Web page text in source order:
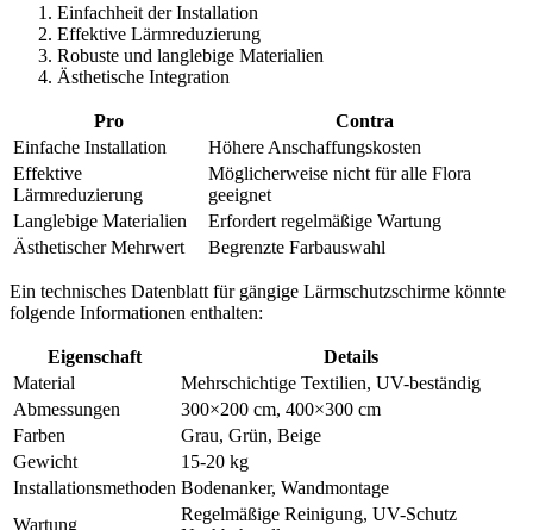
Einfachheit der Installation
Effektive Lärmreduzierung
Robuste und langlebige Materialien
Ästhetische Integration
Pro
Contra
Einfache Installation
Höhere Anschaffungskosten
Effektive
Lärmreduzierung
Möglicherweise nicht für alle Flora
geeignet
Langlebige Materialien
Erfordert regelmäßige Wartung
Ästhetischer Mehrwert
Begrenzte Farbauswahl
Ein technisches Datenblatt für gängige Lärmschutzschirme könnte
folgende Informationen enthalten:
Eigenschaft
Details
Material
Mehrschichtige Textilien, UV-beständig
Abmessungen
300×200 cm, 400×300 cm
Farben
Grau, Grün, Beige
Gewicht
15-20 kg
Installationsmethoden Bodenanker, Wandmontage
Wartung
Regelmäßige Reinigung, UV-Schutz